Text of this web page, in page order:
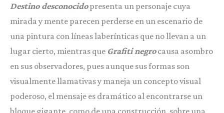
Destino desconocidopresenta un personaje cuya
mirada y mente parecen perderse en un escenario de
una pintura con líneas laberínticas que no llevan a un
lugar cierto, mientras que Grafiti negrocausa asombro
en sus observadores, pues aunque sus formas son
visualmente llamativas y maneja un concepto visual
poderoso, el mensaje es dramático al encontrarse un
bloque gigante, como de una construcción, sobre una